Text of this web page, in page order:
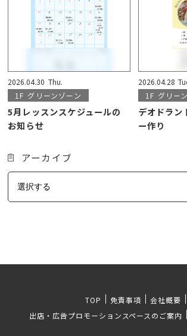
2026.04.30 Thu.
1F グリーンゾーン
5月レッスンスケジュールの
お知らせ
2026.04.28
1F グリー
デオドラン
ー作り
アーカイブ
TOP 免責事項
会社概要
出店・広告プロモーションスペースのご案内